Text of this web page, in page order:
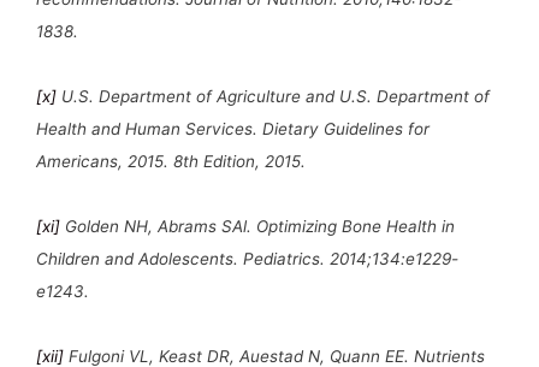
1838.
[x] U.S. Department of Agriculture and U.S. Department of
Health and Human Services. Dietary Guidelines for
Americans, 2015. 8th Edition, 2015.
[xi] Golden NH, Abrams SAl. Optimizing Bone Health in
Children and Adolescents. Pediatrics. 2014;134:e1229-
e1243.
[xii] Fulgoni VL, Keast DR, Auestad N, Quann EE. Nutrients